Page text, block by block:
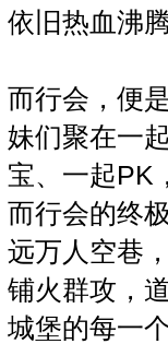
依旧热血沸
而行会，便
妹们聚在一
宝、一起PK
而行会的终
远万人空巷
铺火群攻，
城堡的每一